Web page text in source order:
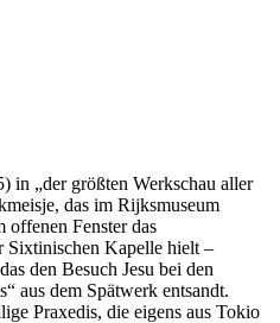
in „der größten Werkschau aller
das im Rijksmuseum
offenen Fenster das
Sixtinischen Kapelle hielt –
den Besuch Jesu bei den
aus dem Spätwerk entsandt.
Praxedis, die eigens aus Tokio